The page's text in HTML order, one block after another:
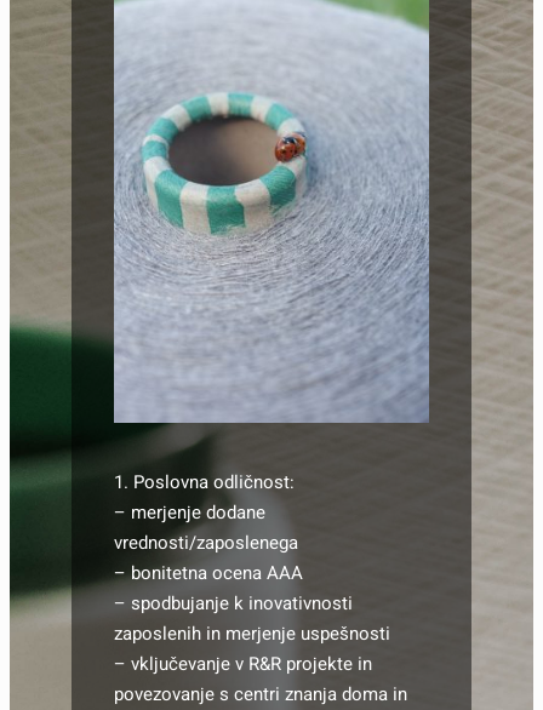
1. Poslovna odličnost:
– merjenje dodane
vrednosti/zaposlenega
– bonitetna ocena AAA
– spodbujanje k inovativnosti
zaposlenih in merjenje uspešnosti
– vključevanje v R&R projekte in
povezovanje s centri znanja doma in